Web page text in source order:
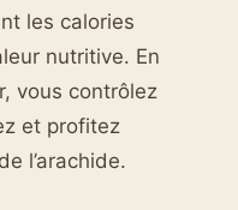
les calories
nutritive. En
vous contrôlez
et profitez
l’arachide.